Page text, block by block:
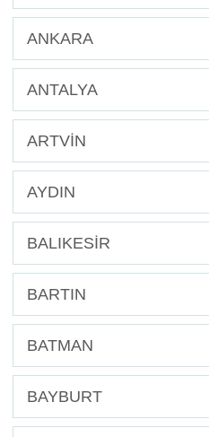
ANKARA
ANTALYA
ARTVİN
AYDIN
BALIKESİR
BARTIN
BATMAN
BAYBURT